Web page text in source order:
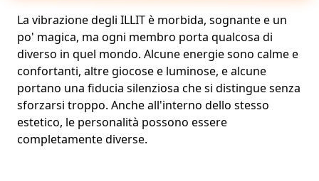
La vibrazione degli ILLIT è morbida, sognante e un
po' magica, ma ogni membro porta qualcosa di
diverso in quel mondo. Alcune energie sono calme e
confortanti, altre giocose e luminose, e alcune
portano una fiducia silenziosa che si distingue senza
sforzarsi troppo. Anche all'interno dello stesso
estetico, le personalità possono essere
completamente diverse.